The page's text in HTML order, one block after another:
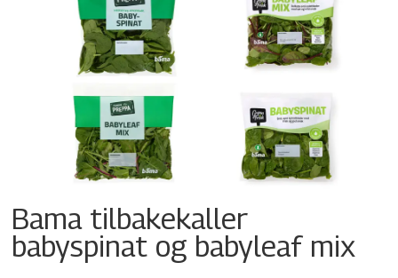
Bama tilbakekaller
babyspinat og babyleaf mix